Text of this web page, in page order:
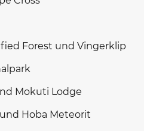
Forest und Vingerklip
Mokuti Lodge
Hoba Meteorit